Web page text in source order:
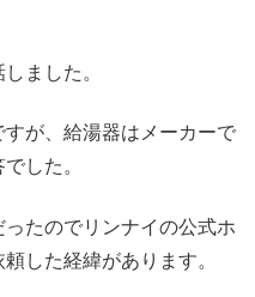
ました。
が、給湯器はメーカーで
した。
たのでリンナイの公式ホ
した経緯があります。